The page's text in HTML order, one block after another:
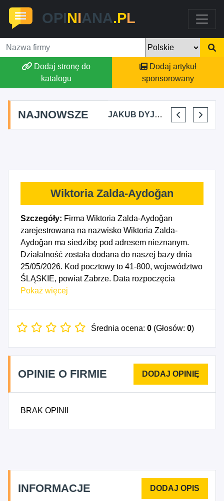
OPINIANA.PL
Dodaj stronę do
katalogu
Dodaj artykuł
sponsorowany
NAJNOWSZE
MARTA BRACHA JAKUB DYJAKIEWICZ POLISH LODA
Wiktoria Zalda-Aydoǧan
Szczegóły: Firma Wiktoria Zalda-Aydoǧan
zarejestrowana na nazwisko Wiktoria Zalda-
Aydoǧan ma siedzibę pod adresem nieznanym.
Działalność została dodana do naszej bazy dnia
25/05/2026. Kod pocztowy to 41-800, województwo
ŚLĄSKIE, powiat Zabrze. Data rozpoczęcia
działalności gospodarczej przypada na dzień
8559A - Nauka języków obcych, 6392Z - Pozostała
biura, włączając działalność wspomagającą,
8299B - Działalność wspomagająca prowadzenie
działalności gospodarczej, gdzie indziej
formy edukacji, gdzie indziej niesklasyfikowane.
Pokaż więcej
Średnia ocena: 0 (Głosów: 0)
OPINIE O FIRMIE
BRAK OPINII
INFORMACJE